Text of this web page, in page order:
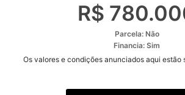
R$
Parcela: Não
Financia: Sim
Os valores e condições anunciados aqui estão